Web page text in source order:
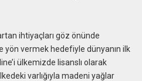
ihtiyaçları göz önünde
vermek hedefiyle dünyanın ilk
ülkemizde lisanslı olarak
varlığıyla madeni yağlar